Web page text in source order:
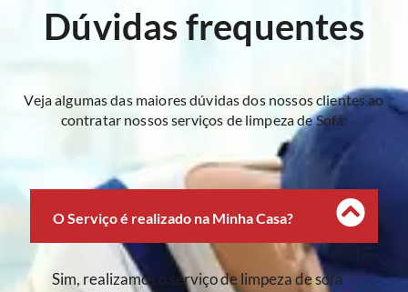
Dúvidas frequentes
Veja algumas das maiores dúvidas dos nossos clientes ao
contratar nossos serviços de limpeza de Sofá:
O Serviço é realizado na Minha Casa?
Sim, realizamos o serviço de limpeza de sofá